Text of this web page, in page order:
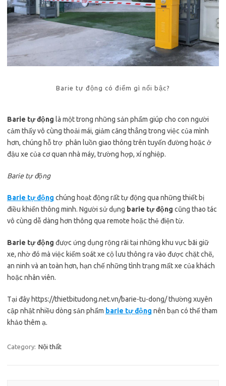
Barie tự động có điểm gì nổi bậc?
Barie tự động là một trong những sản phẩm giúp cho con người
cảm thấy vô cùng thoải mái, giảm căng thẳng trong việc của mình
hơn, chúng hỗ trợ phân luồn giao thông trên tuyến đường hoặc ở
đậu xe của cơ quan nhà máy, trường hợp, xí nghiệp.
Barie tự động
Barie tự động chúng hoạt động rất tự động qua những thiết bị
điều khiển thông minh. Người sử dụng barie tự động cũng thao tác
vô cùng dễ dàng hơn thông qua remote hoặc thẻ điện từ.
Barie tự động được ứng dụng rộng rãi tại những khu vực bãi giữ
xe, nhờ đó mà việc kiểm soát xe cộ lưu thông ra vào được chặt chẽ,
an ninh và an toàn hơn, hạn chế những tình trạng mất xe của khách
hoặc nhân viên.
Tại đây https://thietbitudong.net.vn/barie-tu-dong/ thường xuyên
cập nhật nhiều dòng sản phẩm barie tự động nên bạn có thể tham
khảo thêm ạ.
Category: Nội thất